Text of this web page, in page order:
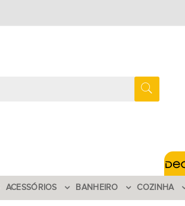
ACESSÓRIOS BANHEIRO COZINHA